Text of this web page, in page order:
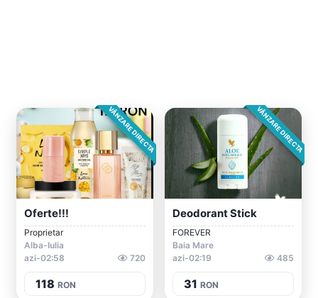
VÂNZARE DIRECTA
Oferte!!!
Proprietar
Alba-Iulia
azi-02:58
720
118 RON
VÂNZARE DIRECTA
Deodorant Stick
FOREVER
Baia Mare
azi-02:19
485
31 RON